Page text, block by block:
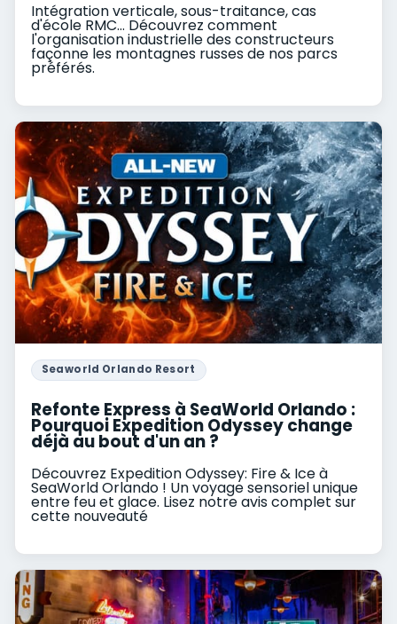
Intégration verticale, sous-traitance, cas
d'école RMC... Découvrez comment
l'organisation industrielle des constructeurs
façonne les montagnes russes de nos parcs
préférés.
Seaworld Orlando Resort
Refonte Express à SeaWorld Orlando :
Pourquoi Expedition Odyssey change
déjà au bout d'un an ?
Découvrez Expedition Odyssey: Fire & Ice à
SeaWorld Orlando ! Un voyage sensoriel unique
entre feu et glace. Lisez notre avis complet sur
cette nouveauté